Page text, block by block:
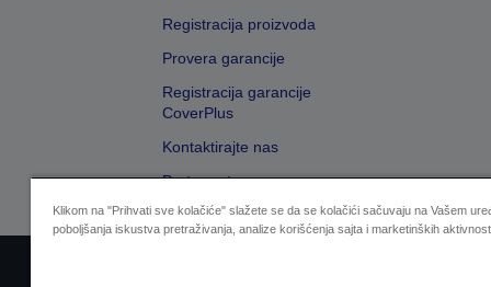
Registracija proizvoda
Provera garancije
Registracija garancije
CoverPlus
Kontaktirajte nas
Pretraga trgovaca
Klikom na "Prihvati sve kolačiće" slažete se da se kolačići sačuvaju na Vašem
poboljšanja iskustva pretraživanja, analize korišćenja sajta i marketinških